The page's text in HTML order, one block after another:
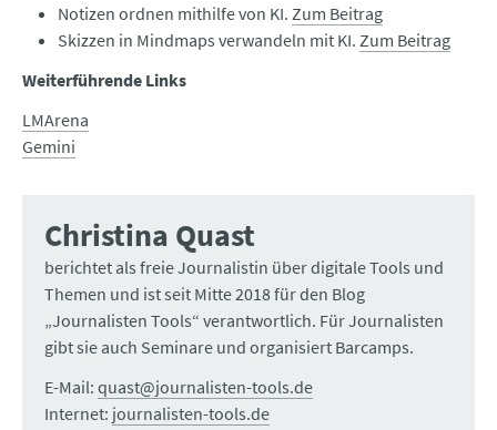
Notizen ordnen mithilfe von KI. Zum Beitrag
Skizzen in Mindmaps verwandeln mit KI. Zum Beitrag
Weiterführende Links
LMArena
Gemini
Christina Quast
berichtet als freie Journalistin über digitale Tools und
Themen und ist seit Mitte 2018 für den Blog
„Journalisten Tools“ verantwortlich. Für Journalisten
gibt sie auch Seminare und organisiert Barcamps.
E-Mail: quast@journalisten-tools.de
Internet: journalisten-tools.de